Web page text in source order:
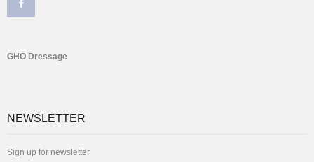
GHO Dressage
NEWSLETTER
Sign up for newsletter